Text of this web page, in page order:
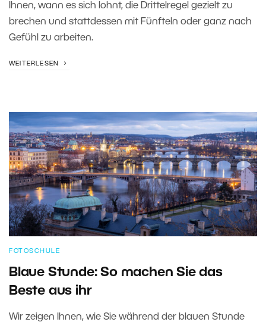
Ihnen, wann es sich lohnt, die Drittelregel gezielt zu
brechen und stattdessen mit Fünfteln oder ganz nach
Gefühl zu arbeiten.
WEITERLESEN
FOTOSCHULE
Blaue Stunde: So machen Sie das
Beste aus ihr
Wir zeigen Ihnen, wie Sie während der blauen Stunde